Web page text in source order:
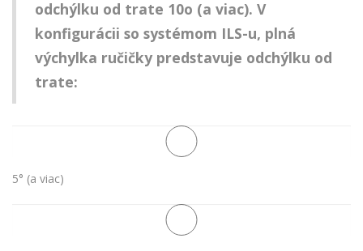
odchýlku od trate 10o (a viac). V
konfigurácii so systémom ILS-u, plná
výchylka ručičky predstavuje odchýlku od
trate:
5° (a viac)